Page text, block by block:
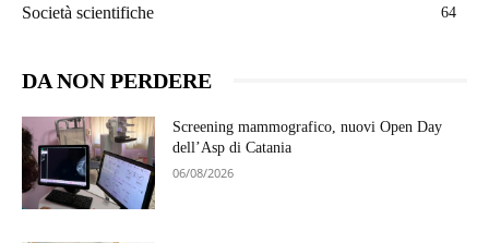
Società scientifiche 64
DA NON PERDERE
Screening mammografico, nuovi Open Day
dell’Asp di Catania
06/08/2026